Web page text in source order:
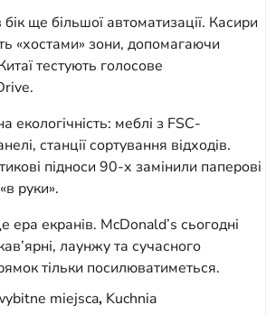
ще більшої автоматизації. Касири
«хостами» зони, допомагаючи
тестують голосове
екологічність: меблі з FSC-
станції сортування відходів.
підноси 90-х замінили паперові
руки».
екранів. McDonald’s сьогодні
лаунжу та сучасного
тільки посилюватиметься.
miejsca, Kuchnia